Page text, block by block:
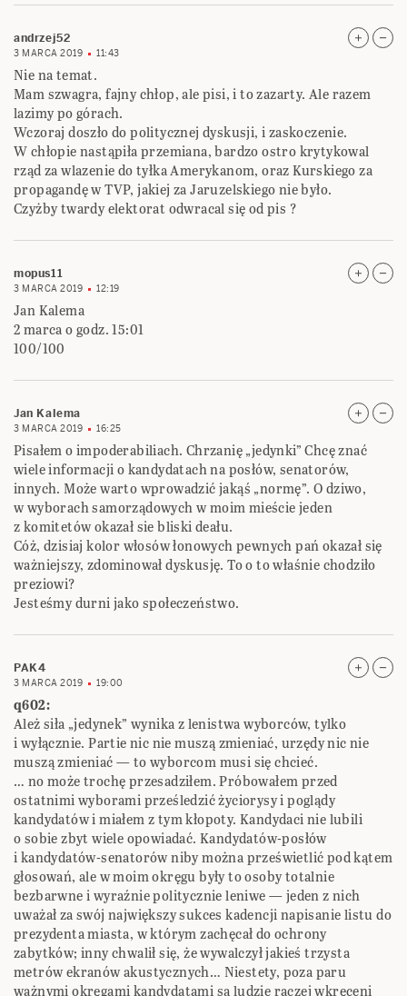
andrzej52
3 MARCA 2019 11:43
Nie na temat.
Mam szwagra, fajny chłop, ale pisi, i to zazarty. Ale razem
lazimy po górach.
Wczoraj doszło do politycznej dyskusji, i zaskoczenie.
W chłopie nastąpiła przemiana, bardzo ostro krytykowal
rząd za wlazenie do tyłka Amerykanom, oraz Kurskiego za
propagandę w TVP, jakiej za Jaruzelskiego nie było.
Czyżby twardy elektorat odwracal się od pis ?
mopus11
3 MARCA 2019 12:19
Jan Kalema
2 marca o godz. 15:01
100/100
Jan Kalema
3 MARCA 2019 16:25
Pisałem o impoderabiliach. Chrzanię „jedynki” Chcę znać
wiele informacji o kandydatach na posłów, senatorów,
innych. Może warto wprowadzić jakąś „normę”. O dziwo,
w wyborach samorządowych w moim mieście jeden
z komitetów okazał sie bliski deału.
Cóż, dzisiaj kolor włosów łonowych pewnych pań okazał się
ważniejszy, zdominował dyskusję. To o to właśnie chodziło
preziowi?
Jesteśmy durni jako społeczeństwo.
PAK4
3 MARCA 2019 19:00
q602:
Ależ siła „jedynek” wynika z lenistwa wyborców, tylko
i wyłącznie. Partie nic nie muszą zmieniać, urzędy nic nie
muszą zmieniać — to wyborcom musi się chcieć.
… no może trochę przesadziłem. Próbowałem przed
ostatnimi wyborami prześledzić życiorysy i poglądy
kandydatów i miałem z tym kłopoty. Kandydaci nie lubili
o sobie zbyt wiele opowiadać. Kandydatów-posłów
i kandydatów-senatorów niby można prześwietlić pod kątem
głosowań, ale w moim okręgu były to osoby totalnie
bezbarwne i wyraźnie politycznie leniwe — jeden z nich
uważał za swój największy sukces kadencji napisanie listu do
prezydenta miasta, w którym zachęcał do ochrony
zabytków; inny chwalił się, że wywalczył jakieś trzysta
metrów ekranów akustycznych… Niestety, poza paru
ważnymi okręgami kandydatami są ludzie raczej wkręceni